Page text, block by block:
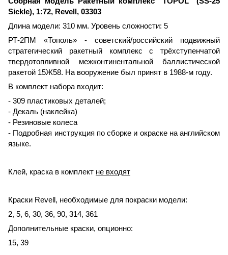
Sickle), 1:72, Revell, 03303
Длина модели: 310 мм. Уровень сложности: 5
РТ-2ПМ «Тополь» - советский/российский подвижный
стратегический ракетный комплекс с трёхступенчатой
твердотопливной межконтинентальной баллистической
ракетой 15Ж58. На вооружение был принят в 1988-м году.
В комплект набора входит:
- 309 пластиковых деталей;
- Декаль (наклейка)
- Резиновые колеса
- Подробная инструкция по сборке и окраске на английском
языке.
Клей, краска в комплект не входят
Краски Revell, необходимые для покраски модели:
2, 5, 6, 30, 36, 90, 314, 361
Дополнительные краски, опционно:
15, 39